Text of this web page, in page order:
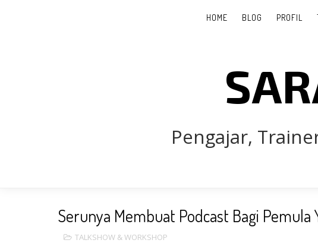
HOME BLOG PROFIL
Pengajar,
Serunya Membuat Podcast Bagi Pemula
TALKSHOW & WORKSHOP